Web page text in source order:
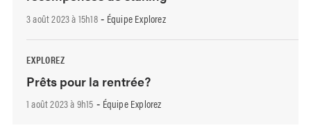
3 août 2023 à 15h18- Équipe Explorez
EXPLOREZ
Prêts pour la rentrée?
1 août 2023 à 9h15 - Équipe Explorez